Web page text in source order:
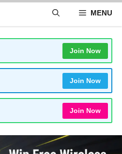
MENU
Join Now
Join Now
Join Now